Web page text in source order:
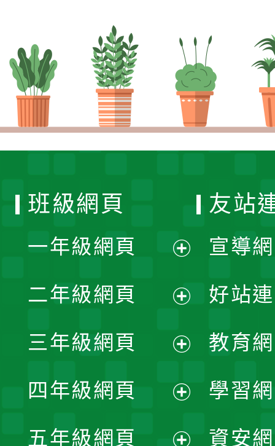
班級網頁
一年級網頁
開
選
單
二年級網頁
開
選
單
三年級網頁
開
選
四年級網頁
五年級網頁
友站
宣導
好站
教育
學習
資安